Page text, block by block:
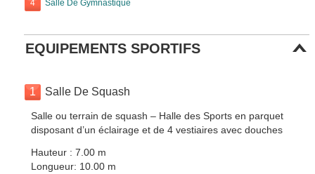
4 Salle De Gymnastique
EQUIPEMENTS SPORTIFS
1 Salle De Squash
Salle ou terrain de squash – Halle des Sports en parquet
disposant d’un éclairage et de 4 vestiaires avec douches
Hauteur : 7.00 m
Longueur: 10.00 m